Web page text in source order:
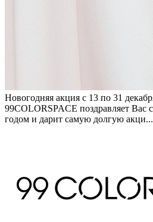
Новогодняя акция с 13 по 31
99COLORSPACE поздравляет
годом и дарит самую долгую акци...